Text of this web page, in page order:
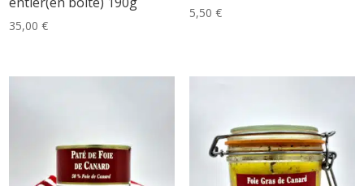
35,00€
5,50 €